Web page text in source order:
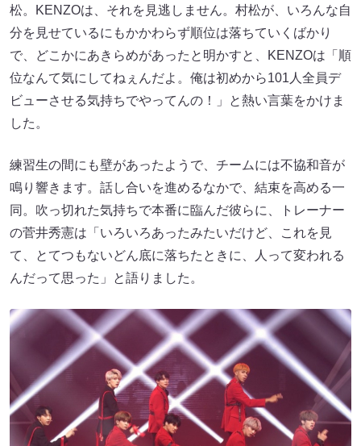
松。KENZOは、それを見逃しません。村松が、いろんな自
分を見せているにもかかわらず順位は落ちていくばかり
で、どこかにあきらめがあったと明かすと、KENZOは「順
位なんて気にしてねぇんだよ。俺は初めから101人全員デ
ビューさせる気持ちでやってんの！」と熱い言葉をかけま
した。
練習生の間にも壁があったようで、チームには不協和音が
鳴り響きます。話し合いを進めるなかで、結束を高める一
同。吹っ切れた気持ちで本番に臨んだ彼らに、トレーナー
の菅井秀憲は「いろいろあったみたいだけど、これを見
て、とてつもないどん底に落ちたときに、人って変われる
んだって思った」と語りました。